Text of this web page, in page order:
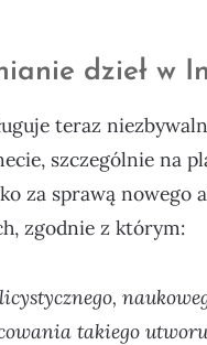
dzieł w
teraz
szczególnie na
za sprawą nowego
zgodnie z którym:
takiego